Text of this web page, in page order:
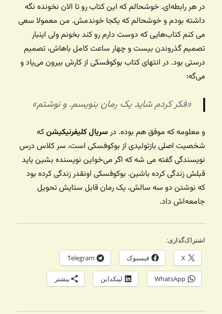
در هر رابطه‌ای. خوشحالم که این کتاب رو تا الان نخونده نگه
داشته بودم و خوشحالم که یکجا خوندمش. من معمولا سعی
می کنم کتاب‌هایی که دوست دارم رو کند بخونم ولی اینبار
تصمیم گذروندن بیست و چهار ساعت کامل باهاش، تصمیم
درستی بود. در انتهای کتاب بوکوفسکی از کارش بیرون می‌یاد و
می‌گه:
«فکر کردم شاید یک رمان بنویسم. و نوشتم»
و معلومه که موفق هم بوده. در سریال کلیفرنیکیشنکه
شخصیت اصلی‌ بازتولیدی از بوکوفسکی است، سر کلاس درس
نویسندگی گفته می شه که اگر می‌خواین نویسنده بشین باید
قبلش زندگی کرده باشین. بوکوفسکی اونقدر زندگی کرده بود
که نوشتن دو سه سالش، یک رمان قابل ستایش تحویل
جامعه‌اش داد.
اشتراک‌گذاری:
X فیسبوک Telegram
WhatsApp لینکداین بیشتر